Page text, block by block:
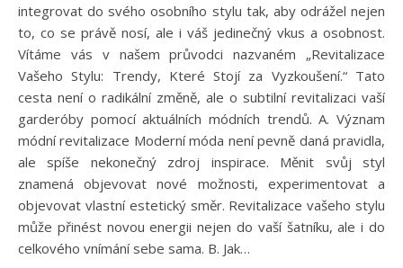
integrovat do svého osobního stylu tak, aby odrážel nejen
to, co se právě nosí, ale i váš jedinečný vkus a osobnost.
Vítáme vás v našem průvodci nazvaném „Revitalizace
Vašeho Stylu: Trendy, Které Stojí za Vyzkoušení.“ Tato
cesta není o radikální změně, ale o subtilní revitalizaci vaší
garderóby pomocí aktuálních módních trendů. A. Význam
módní revitalizace Moderní móda není pevně daná pravidla,
ale spíše nekonečný zdroj inspirace. Měnit svůj styl
znamená objevovat nové možnosti, experimentovat a
objevovat vlastní estetický směr. Revitalizace vašeho stylu
může přinést novou energii nejen do vaší šatníku, ale i do
celkového vnímání sebe sama. B. Jak…